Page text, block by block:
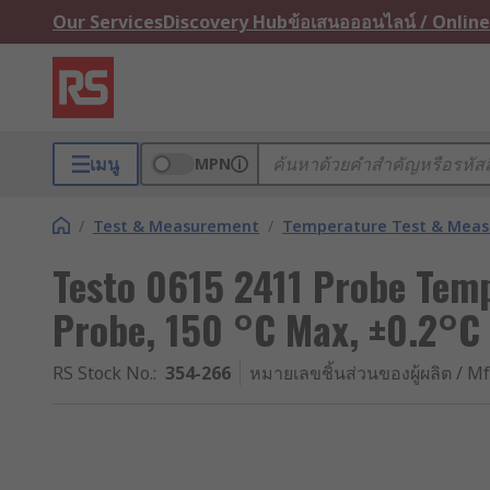
Our ServicesDiscovery Hubข้อเสนอออนไลน์ /
เมนู MPN
/ Test & Measurement / Temperature Test &
Testo 0615 2411 Probe
Probe, 150 °C Max,
RS Stock No.: 354-266 หมายเลขชิ้นส่วนของผู้ผลิต /